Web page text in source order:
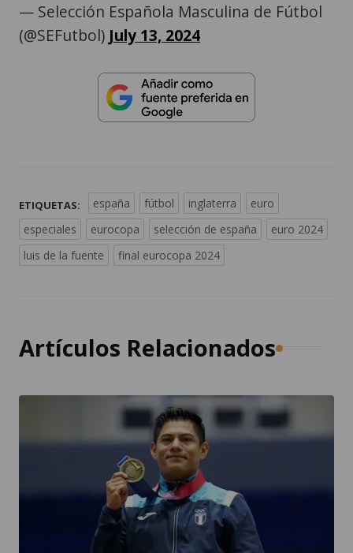
— Selección Española Masculina de Fútbol
(@SEFutbol) July 13, 2024
ETIQUETAS: españa fútbol inglaterra
euro
especiales
eurocopa selección de españa
euro 2024
luis de la fuente
final eurocopa 2024
Artículos Relacionados